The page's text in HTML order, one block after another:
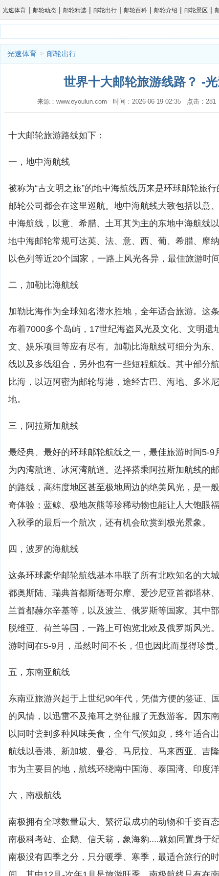
光速体育 | 邮轮动态 | 邮轮精选 | 邮轮出行 | 邮轮百科 | 邮轮介绍 | 邮轮景区 |
光速体育 > 邮轮出行
世界十大邮轮旅游线路？ -
来源：www.eyoulun.com 时间：2026-06-19 02:35 点击：
十大邮轮旅游路线如下：
一，地中海航线
被称为“古文明之旅”的地中海航线历来是环球邮轮旅
邮轮公司都会在这里巡航。地中海航线大致包括以意
中海航线，以意、希腊、土耳其为主的东地中海航线
地中海邮轮常规可达英、法、意、西、葡、希腊、摩
以色列等近20个国家，一路上风光各异，最佳旅游时
二，加勒比海航线
加勒比海作为全球知名潜水胜地，全年适合旅游。这
布着7000多个岛屿，17世纪海盗风光及文化、文明遗
文、娱乐项目等应有尽有。加勒比海航线可细分为东
线以及多线组合，另外也有一些短程航线。其中部分
比海，以迈阿密为邮轮母港，途经古巴、海地、多米
地。
三，阿拉斯加航线
最经典、最好的环球邮轮航线之一，最佳旅游时间5-9
为內湾航道、冰河湾航道。选择搭乘阿拉斯加航线的
的路线，高纬度地区甚至极地周边的绝美风光，是一
奇体验；蓝鲸、极地灰熊等珍稀动物也能让人大饱眼
入秋季的最后一个航次，还有机会欣赏到极光景象。
四，波罗的海航线
这条环球豪华邮轮航线基本串联了所有北欧知名的大
都奥斯陆、瑞典首都斯德哥尔摩、爱沙尼亚首都塔林
兰首都赫尔辛基等，以及波兰、俄罗斯等国家。其中
脱维亚、荷兰等国，一路上可饱览北欧及俄罗斯风光
游时间在5-9月，虽然时间不长，但也因此而显得珍贵
五，东南亚航线
东南亚旅游兴起于上世纪90年代，凭借方便的签证、
的风情，以迅雷不及掩耳之势征服了无数游客。因东
以同时尝到多种风味美食，全年气候如夏，终年适合
航线以香港、新加坡、曼谷、马尼拉、马来西亚、吉
市为主要目的地，航线环绕南中国海、泰国湾、印度
六，南极航线
南极拥有全球数量最大、繁衍最成功的动物和千姿百
南极科考站、企鹅、信天翁，象海豹....就如同置身于
南极没有四季之分，只分暖季、寒季，最适合旅行的